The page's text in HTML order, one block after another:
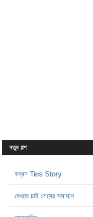
নতুন গল্প
বন্ধন Ties Story
দেখতে চাই শেষের সমাধান